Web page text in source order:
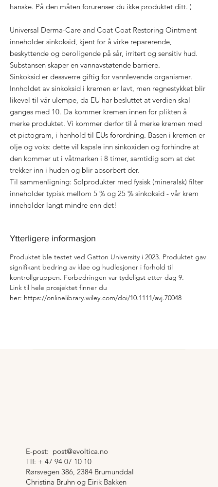
hanske. På den måten forurenser du ikke produktet ditt. )
Universal Derma-Care and Coat Coat Restoring Ointment
inneholder sinkoksid, kjent for å virke reparerende,
beskyttende og beroligende på sår, irritert og sensitiv hud.
Substansen skaper en vannavstøtende barriere.
Sinkoksid er dessverre giftig for vannlevende organismer.
Innholdet av sinkoksid i kremen er lavt, men regnestykket blir
likevel til vår ulempe, da EU har besluttet at verdien skal
ganges med 10. Da kommer kremen innen for plikten å
merke produktet. Vi kommer derfor til å merke kremen med
et pictogram, i henhold til EUs forordning. Basen i kremen er
olje og voks: dette vil kapsle inn sinkoxiden og forhindre at
den kommer ut i våtmarken i 8 timer, samtidig som at det
trekker inn i huden og blir absorbert der.
Til sammenligning: Solprodukter med fysisk (mineralsk) filter
inneholder typisk mellom 5 % og 25 % sinkoksid - vår krem
inneholder langt mindre enn det!
Ytterligere informasjon
Produktet ble testet ved Gatton University i 2023. Produktet gav
signifikant bedring av kløe og hudlesjoner i forhold til
kontrollgruppen. Forbedringen var tydeligst etter dag 9.
Link til hele prosjektet finner du
her: https://onlinelibrary.wiley.com/doi/10.1111/avj.70048
E-post: post@evoltica.no
Tlf: + 47 94 07 10 10
Rørsvegen 386, 2384 Brumunddal
Christina Bruhn og Eirik Bakken